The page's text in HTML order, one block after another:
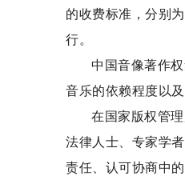
的收费标准，分别
行。
中国音像著作
音乐的依赖程度以
在国家版权管
法律人士、专家学
责任、认可协商中